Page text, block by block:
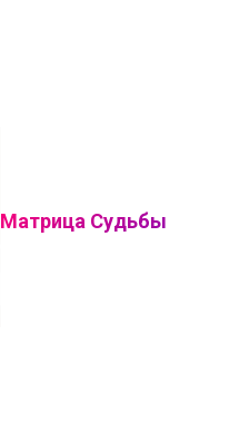
Матрица Судьбы